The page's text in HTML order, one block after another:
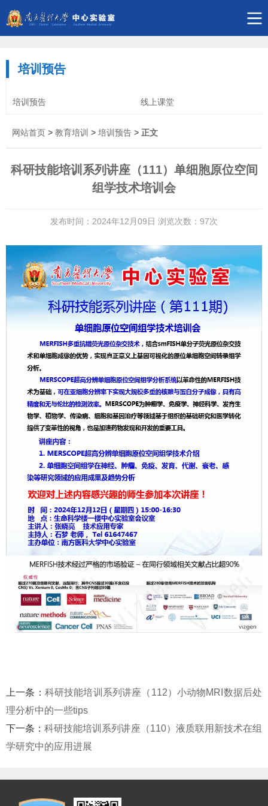
培训预告
培训预告 线上课堂
网站首页 > 教育培训 > 培训预告 > 正文
科研技能培训系列讲座（111）单细胞原位空间
组学技术培训会
发布时间：2024年12月09日 浏览次数： 97次
上一条： 科研技能培训系列讲座（112）小动物MRI数据后处
理分析中的一些tips
下一条：科研技能培训系列讲座（110）液质联用新技术在组
学研究中的应用进展